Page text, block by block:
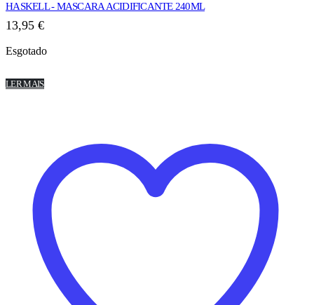
HASKELL - MASCARA ACIDIFICANTE 240ML
13,95 €
Esgotado
LER MAIS